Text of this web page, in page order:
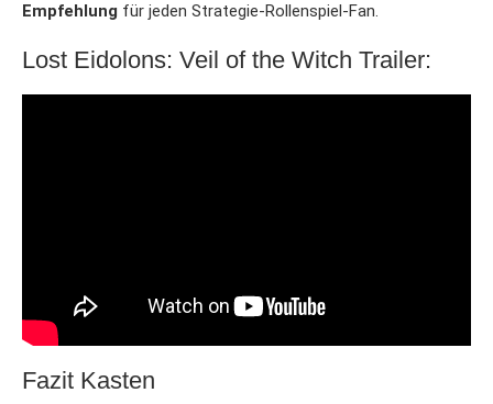
Empfehlung für jeden Strategie-Rollenspiel-Fan.
Lost Eidolons: Veil of the Witch Trailer:
Fazit Kasten